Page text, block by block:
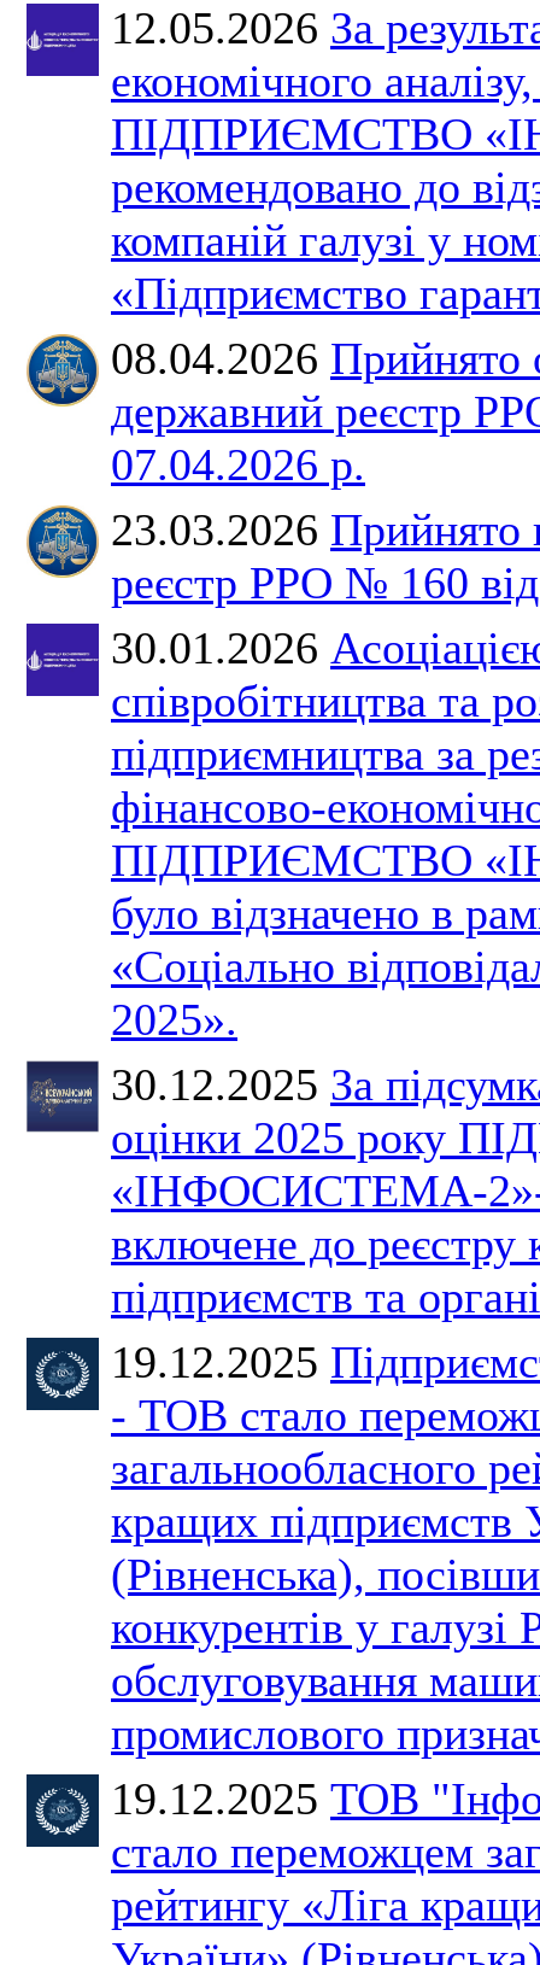
12.05.2026 За
економічного
ПІДПРИЄМСТВО
рекомендовано до
компаній галузі у
«Підприємство
08.04.2026 Прийнято
державний реєстр
07.04.2026 р.
23.03.2026 Прийнято
реєстр РРО № 160
30.01.2026
співробітництва та
підприємництва за
фінансово-
ПІДПРИЄМСТВО
було відзначено в
«Соціально
2025».
30.12.2025 За
оцінки 2025 року
«ІНФОСИСТЕМА-
включене до реєстру
підприємств та
19.12.2025
- ТОВ стало
загальнообласного
кращих підприємств
(Рівненська),
конкурентів у галузі
обслуговування
промислового
19.12.2025 ТОВ
стало переможцем
рейтингу «Ліга